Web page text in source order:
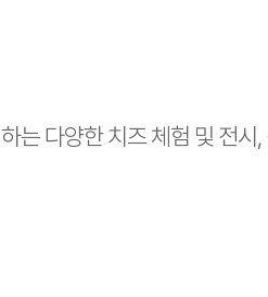
는 다양한 치즈 체험 및 전시